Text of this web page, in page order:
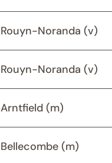
Rouyn-Noranda (v)
Rouyn-Noranda (v)
Arntfield (m)
Bellecombe (m)